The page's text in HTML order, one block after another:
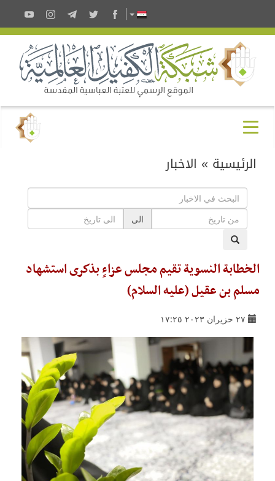
الرئيسية » الاخبار
الى
الخطابة النسوية تقيم مجلس عزاءٍ بذكرى استشهاد
مسلم بن عقيل (عليه السلام)
٢٧ حزيران ٢٠٢٣ ١٧:٢٥